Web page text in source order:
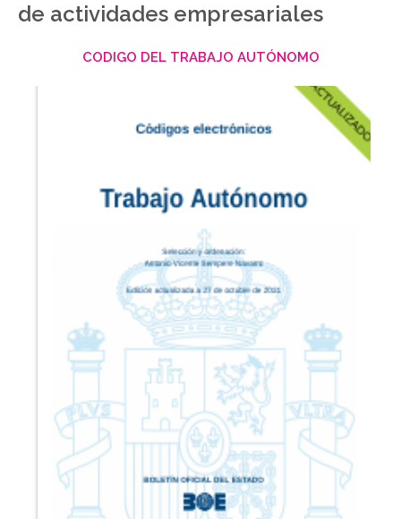
de actividades empresariales
CODIGO DEL TRABAJO AUTÓNOMO